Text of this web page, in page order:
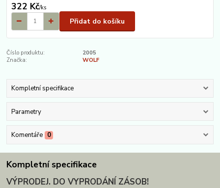
322 Kč/ks
Přidat do košíku
Číslo produktu:
2005
Značka:
WOLF
Kompletní specifikace
Parametry
Komentáře 0
Kompletní specifikace
VÝPRODEJ. DO VYPRODÁNÍ ZÁSOB!